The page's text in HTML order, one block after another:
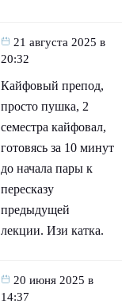
21 августа 2025 в
20:32
Кайфовый препод,
просто пушка, 2
семестра кайфовал,
готовясь за 10 минут
до начала пары к
пересказу
предыдущей
лекции. Изи катка.
20 июня 2025 в
14:37